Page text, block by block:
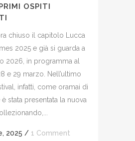
OSPITI
chiuso il capitolo Lucca
2025 e già si guarda a
2026, in programma al
e 29 marzo. Nell’ultimo
infatti, come oramai di
stata presentata la nuova
2025 / 1 Comment